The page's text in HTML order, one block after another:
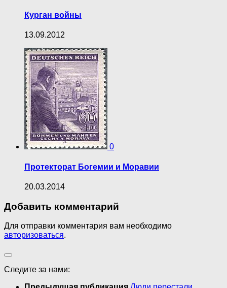
Курган войны
13.09.2012
0
Протекторат Богемии и Моравии
20.03.2014
Добавить комментарий
Для отправки комментария вам необходимо
авторизоваться.
Следите за нами: